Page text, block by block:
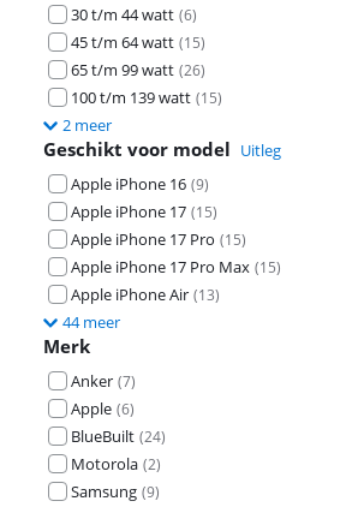
30 t/m 44 watt (6)
45 t/m 64 watt (15)
65 t/m 99 watt (26)
100 t/m 139 watt (15)
2 meer
Geschikt voor model Uitleg
Apple iPhone 16 (9)
Apple iPhone 17 (15)
Apple iPhone 17 Pro (15)
Apple iPhone 17 Pro Max (15)
Apple iPhone Air (13)
44 meer
Merk
Anker (7)
Apple (6)
BlueBuilt (24)
Motorola (2)
Samsung (9)